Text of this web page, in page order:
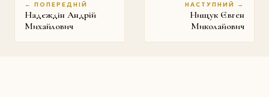
← ПОПЕРЕДНІЙ
Надєждін Андрій
Михайлович
НАСТУПНИЙ →
Нищук Євген
Миколайович